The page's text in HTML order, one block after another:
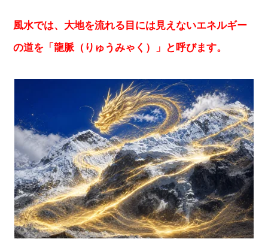
風水では、大地を流れる目には見えないエネルギー
の道を「龍脈（りゅうみゃく）」と呼びます。